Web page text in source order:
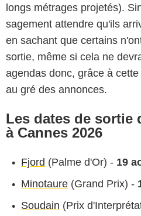
longs métrages projetés).
sagement attendre qu'ils
en sachant que certains
sortie, même si cela ne
agendas donc, grâce à
au gré des annonces.
Les dates de sortie
à Cannes 2026
Fjord (Palme d'Or) - 19
Minotaure (Grand Prix) -
Soudain (Prix